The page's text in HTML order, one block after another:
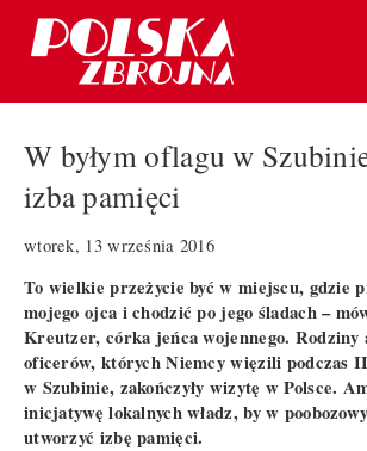
W byłym oflagu w
izba pamięci
wtorek, 13 września 2016
To wielkie przeżycie być w miejscu, gdzie
mojego ojca i chodzić po jego śladach –
Kreutzer, córka jeńca wojennego. Rodziny
oficerów, których Niemcy więzili podczas
w Szubinie, zakończyły wizytę w Polsce.
inicjatywę lokalnych władz, by w
utworzyć izbę pamięci.